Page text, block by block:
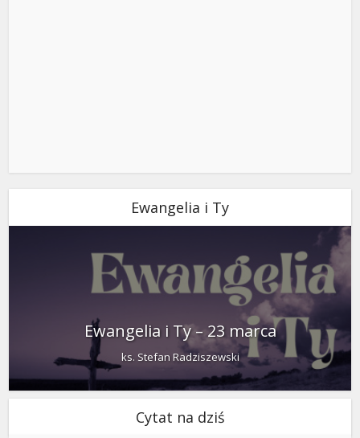
Ewangelia i Ty
Ewangelia i Ty – 23 marca
ks. Stefan Radziszewski
Cytat na dziś